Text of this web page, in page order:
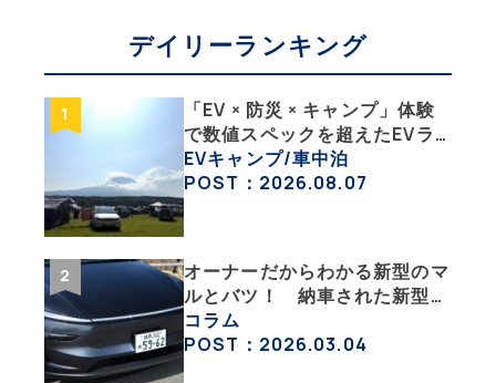
デイリーランキング
「EV × 防災 × キャンプ」体験
で数値スペックを超えたEVラ
イフの豊かさを実感【 EV
SUMMER CAMP 2026 】
EVキャンプ/車中泊
POST：2026.08.07
オーナーだからわかる新型のマ
ルとバツ！ 納車された新型を
旧型モデルＹと細部まで比べて
みた【テスラ沼にはまった大学
コラム
POST：2026.03.04